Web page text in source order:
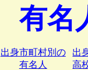
有名
出身市町村別の
有名人
出
高